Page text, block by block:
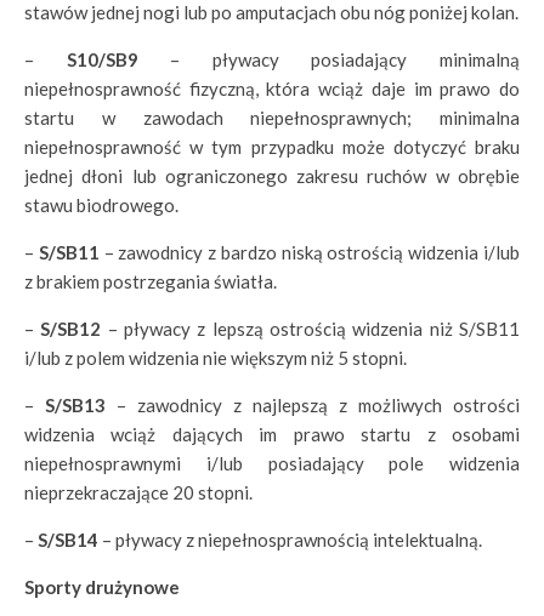
stawów jednej nogi lub po amputacjach obu nóg poniżej kolan.
– S10/SB9 – pływacy posiadający minimalną
niepełnosprawność fizyczną, która wciąż daje im prawo do
startu w zawodach niepełnosprawnych; minimalna
niepełnosprawność w tym przypadku może dotyczyć braku
jednej dłoni lub ograniczonego zakresu ruchów w obrębie
stawu biodrowego.
– S/SB11 – zawodnicy z bardzo niską ostrością widzenia i/lub
z brakiem postrzegania światła.
–S/SB12 – pływacy z lepszą ostrością widzenia niż S/SB11
i/lub z polem widzenia nie większym niż 5 stopni.
– S/SB13 – zawodnicy z najlepszą z możliwych ostrości
widzenia wciąż dających im prawo startu z osobami
niepełnosprawnymi i/lub posiadający pole widzenia
nieprzekraczające 20 stopni.
– S/SB14 – pływacy z niepełnosprawnością intelektualną.
Sporty drużynowe